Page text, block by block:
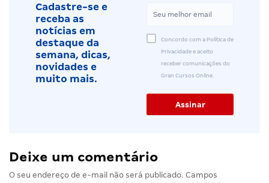
Cadastre-se e
receba as
notícias em
destaque da
semana, dicas,
novidades e
muito mais.
Concordo com a Política de
Privacidade e aceito
receber comunicações do
Gran Cursos Online.
Deixe um comentário
O seu endereço de e-mail não será publicado. Campos